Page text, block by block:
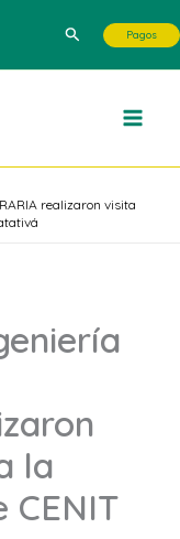
Buscar Pagos
realizaron visita
la
CENIT